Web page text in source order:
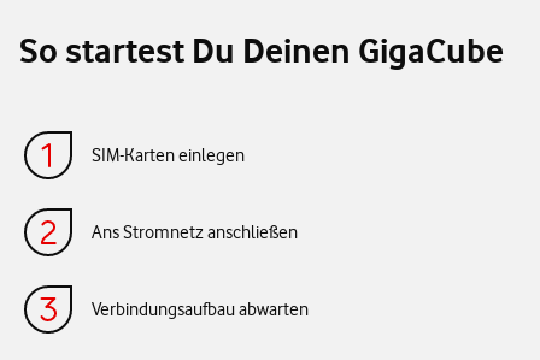
So startest Du Deinen GigaCube
SIM-Karten einlegen
Ans Stromnetz anschließen
Verbindungsaufbau abwarten